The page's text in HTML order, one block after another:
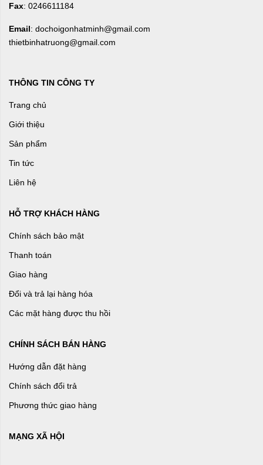
Fax: 0246611184
Email: dochoigonhatminh@gmail.com
thietbinhatruong@gmail.com
THÔNG TIN CÔNG TY
Trang chủ
Giới thiệu
Sản phẩm
Tin tức
Liên hệ
HỖ TRỢ KHÁCH HÀNG
Chính sách bảo mật
Thanh toán
Giao hàng
Đổi và trả lại hàng hóa
Các mặt hàng được thu hồi
CHÍNH SÁCH BÁN HÀNG
Hướng dẫn đặt hàng
Chính sách đổi trả
Phương thức giao hàng
MẠNG XÃ HỘI